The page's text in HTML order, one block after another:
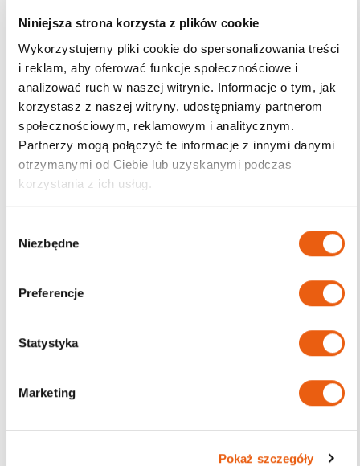
Niniejsza strona korzysta z plików cookie
Wykorzystujemy pliki cookie do spersonalizowania treści
i reklam, aby oferować funkcje społecznościowe i
analizować ruch w naszej witrynie. Informacje o tym, jak
korzystasz z naszej witryny, udostępniamy partnerom
społecznościowym, reklamowym i analitycznym.
Partnerzy mogą połączyć te informacje z innymi danymi
otrzymanymi od Ciebie lub uzyskanymi podczas
korzystania z ich usług.
Niezbędne
Preferencje
Statystyka
Marketing
Pokaż szczegóły
Filtruj
Darmowa dostawa
od 200zł